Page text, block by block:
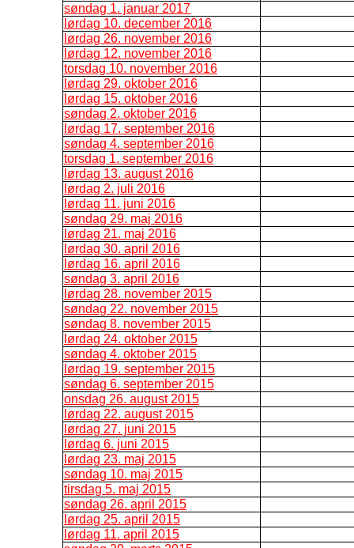
søndag 1. januar 2017
lørdag 10. december 2016
lørdag 26. november 2016
lørdag 12. november 2016
torsdag 10. november 2016
lørdag 29. oktober 2016
lørdag 15. oktober 2016
søndag 2. oktober 2016
lørdag 17. september 2016
søndag 4. september 2016
torsdag 1. september 2016
lørdag 13. august 2016
lørdag 2. juli 2016
lørdag 11. juni 2016
søndag 29. maj 2016
lørdag 21. maj 2016
lørdag 30. april 2016
lørdag 16. april 2016
søndag 3. april 2016
lørdag 28. november 2015
søndag 22. november 2015
søndag 8. november 2015
lørdag 24. oktober 2015
søndag 4. oktober 2015
lørdag 19. september 2015
søndag 6. september 2015
onsdag 26. august 2015
lørdag 22. august 2015
lørdag 27. juni 2015
lørdag 6. juni 2015
lørdag 23. maj 2015
søndag 10. maj 2015
tirsdag 5. maj 2015
søndag 26. april 2015
lørdag 25. april 2015
lørdag 11. april 2015